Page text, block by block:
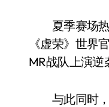
夏季赛场热力不断，次时代顶级移动电竞手游《虚荣》点燃全球战火。伴随着7月的到来，
《虚荣》世界
MR战队上演逆
与此同时，